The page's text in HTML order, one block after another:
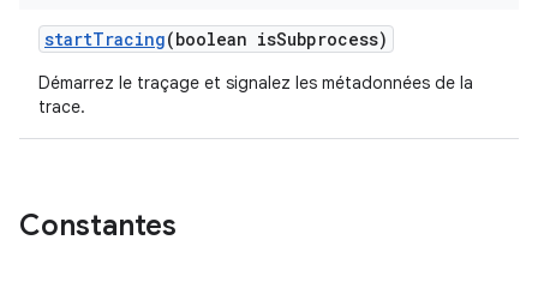
startTracing(boolean isSubprocess)
Démarrez le traçage et signalez les métadonnées de la
trace.
Constantes